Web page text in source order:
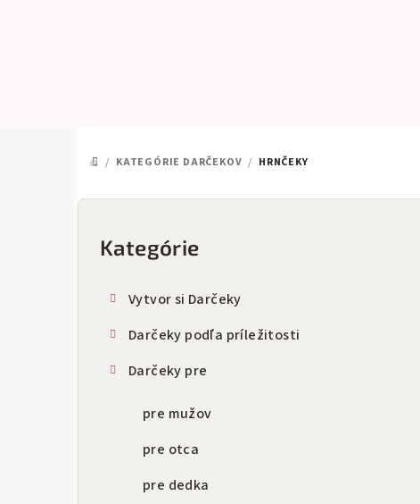
DOMOV
/ KATEGÓRIE DARČEKOV / HRNČEKY
B
Preskočiť
kategórie
Kategórie
Vytvor si Darčeky
Darčeky podľa príležitosti
Darčeky pre
pre mužov
pre otca
pre dedka